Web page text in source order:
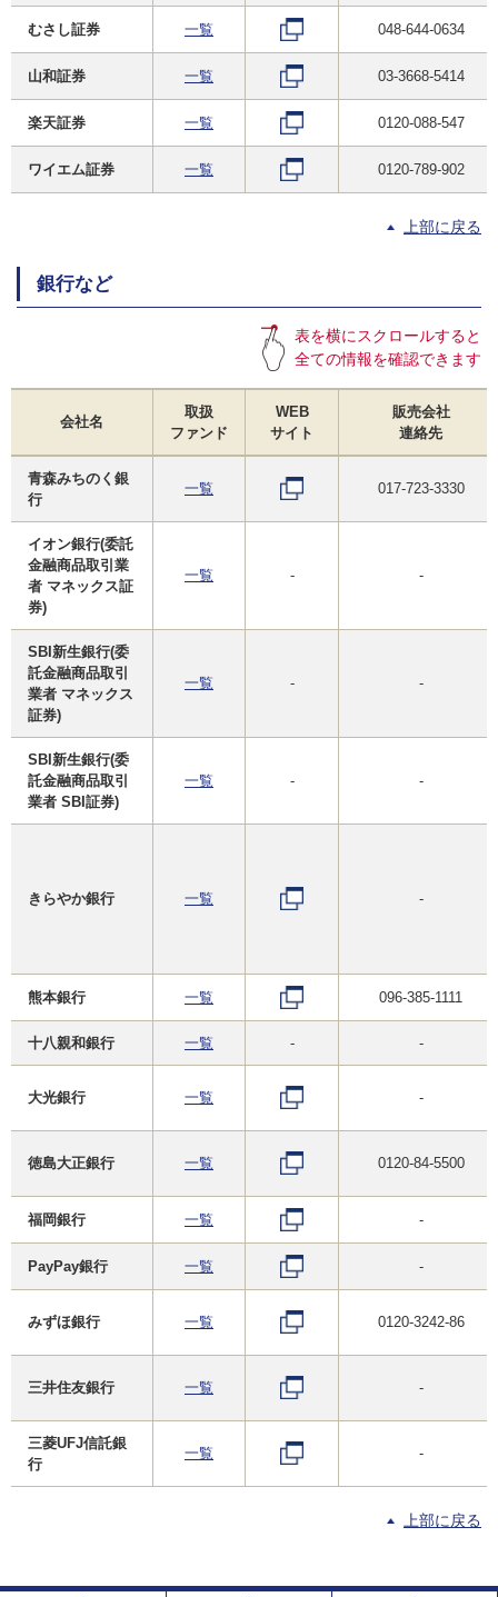
むさし証券 一覧 048-644-0634
山和証券 一覧 03-3668-5414
楽天証券 一覧 0120-088-547
ワイエム証券 一覧 0120-789-902
上部に戻る
銀行など
表を横にスクロールすると
全ての情報を確認できます
会社名
取扱
ファンド
WEB
サイト
販売会社
連絡先
青森みちのく銀
行
一覧 017-723-3330
イオン銀行(委託
金融商品取引業
者 マネックス証
券)
一覧 - -
SBI新生銀行(委
託金融商品取引
業者 マネックス
証券)
一覧 - -
SBI新生銀行(委
託金融商品取引
業者 SBI証券)
一覧 - -
きらやか銀行 一覧 -
熊本銀行 一覧 096-385-1111
十八親和銀行 一覧 - -
大光銀行 一覧 -
徳島大正銀行 一覧 0120-84-5500
福岡銀行 一覧 -
PayPay銀行 一覧 -
みずほ銀行 一覧 0120-3242-86
三井住友銀行 一覧 -
三菱UFJ信託銀
行
一覧 -
上部に戻る